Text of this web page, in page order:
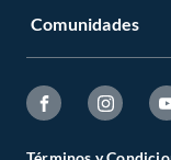
Comunidades